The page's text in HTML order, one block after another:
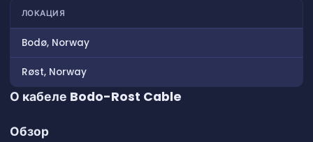
ЛОКАЦИЯ
Bodø, Norway
Røst, Norway
О кабеле Bodo-Rost Cable
Обзор